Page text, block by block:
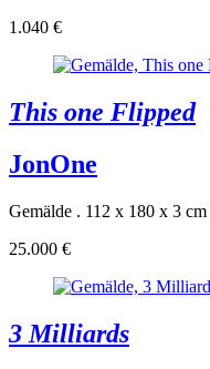
1.040 €
This one Flipped
JonOne
Gemälde . 112 x 180 x 3 cm
25.000 €
3 Milliards